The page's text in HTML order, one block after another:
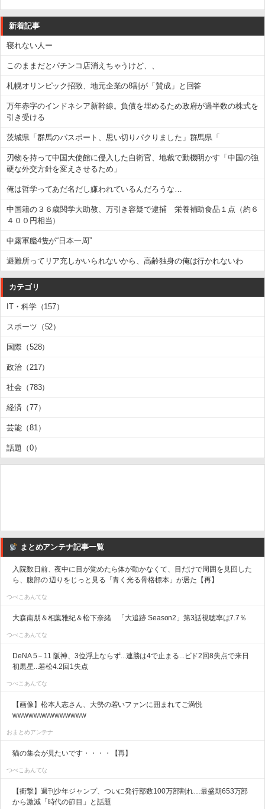
新着記事
寝れない人ー
このままだとパチンコ店消えちゃうけど、、
札幌オリンピック招致、地元企業の8割が「賛成」と回答
万年赤字のインドネシア新幹線。負債を埋めるため政府が過半数の株式を
引き受ける
茨城県「群馬のパスポート、思い切りパクりました」群馬県「
刃物を持って中国大使館に侵入した自衛官、地裁で動機明かす「中国の強
硬な外交方針を変えさせるため」
俺は哲学ってあだ名だし嫌われているんだろうな…
中国籍の３６歳関学大助教、万引き容疑で逮捕 栄養補助食品１点（約６
４００円相当）
中露軍艦4隻が“日本一周”
避難所ってリア充しかいられないから、高齢独身の俺は行かれないわ
カテゴリ
IT・科学（157）
スポーツ（52）
国際（528）
政治（217）
社会（783）
経済（77）
芸能（81）
話題（0）
まとめアンテナ記事一覧
入院数日前、夜中に目が覚めたら体が動かなくて、目だけで周囲を見回した
ら、腹部の 辺りをじっと見る「青く光る骨格標本」が居た【再】
つべこあんてな
大森南朋＆相葉雅紀＆松下奈緒 「大追跡 Season2」第3話視聴率は7.7％
つべこあんてな
DeNA 5－11 阪神、3位浮上ならず...連勝は4で止まる...ビド2回8失点で来日
初黒星...若松4.2回1失点
つべこあんてな
【画像】松本人志さん、大勢の若いファンに囲まれてご満悦
wwwwwwwwwwwwww
おまとめアンテナ
猫の集会が見たいです・・・・【再】
つべこあんてな
【衝撃】週刊少年ジャンプ、ついに発行部数100万部割れ…最盛期653万部
から激減「時代の節目」と話題